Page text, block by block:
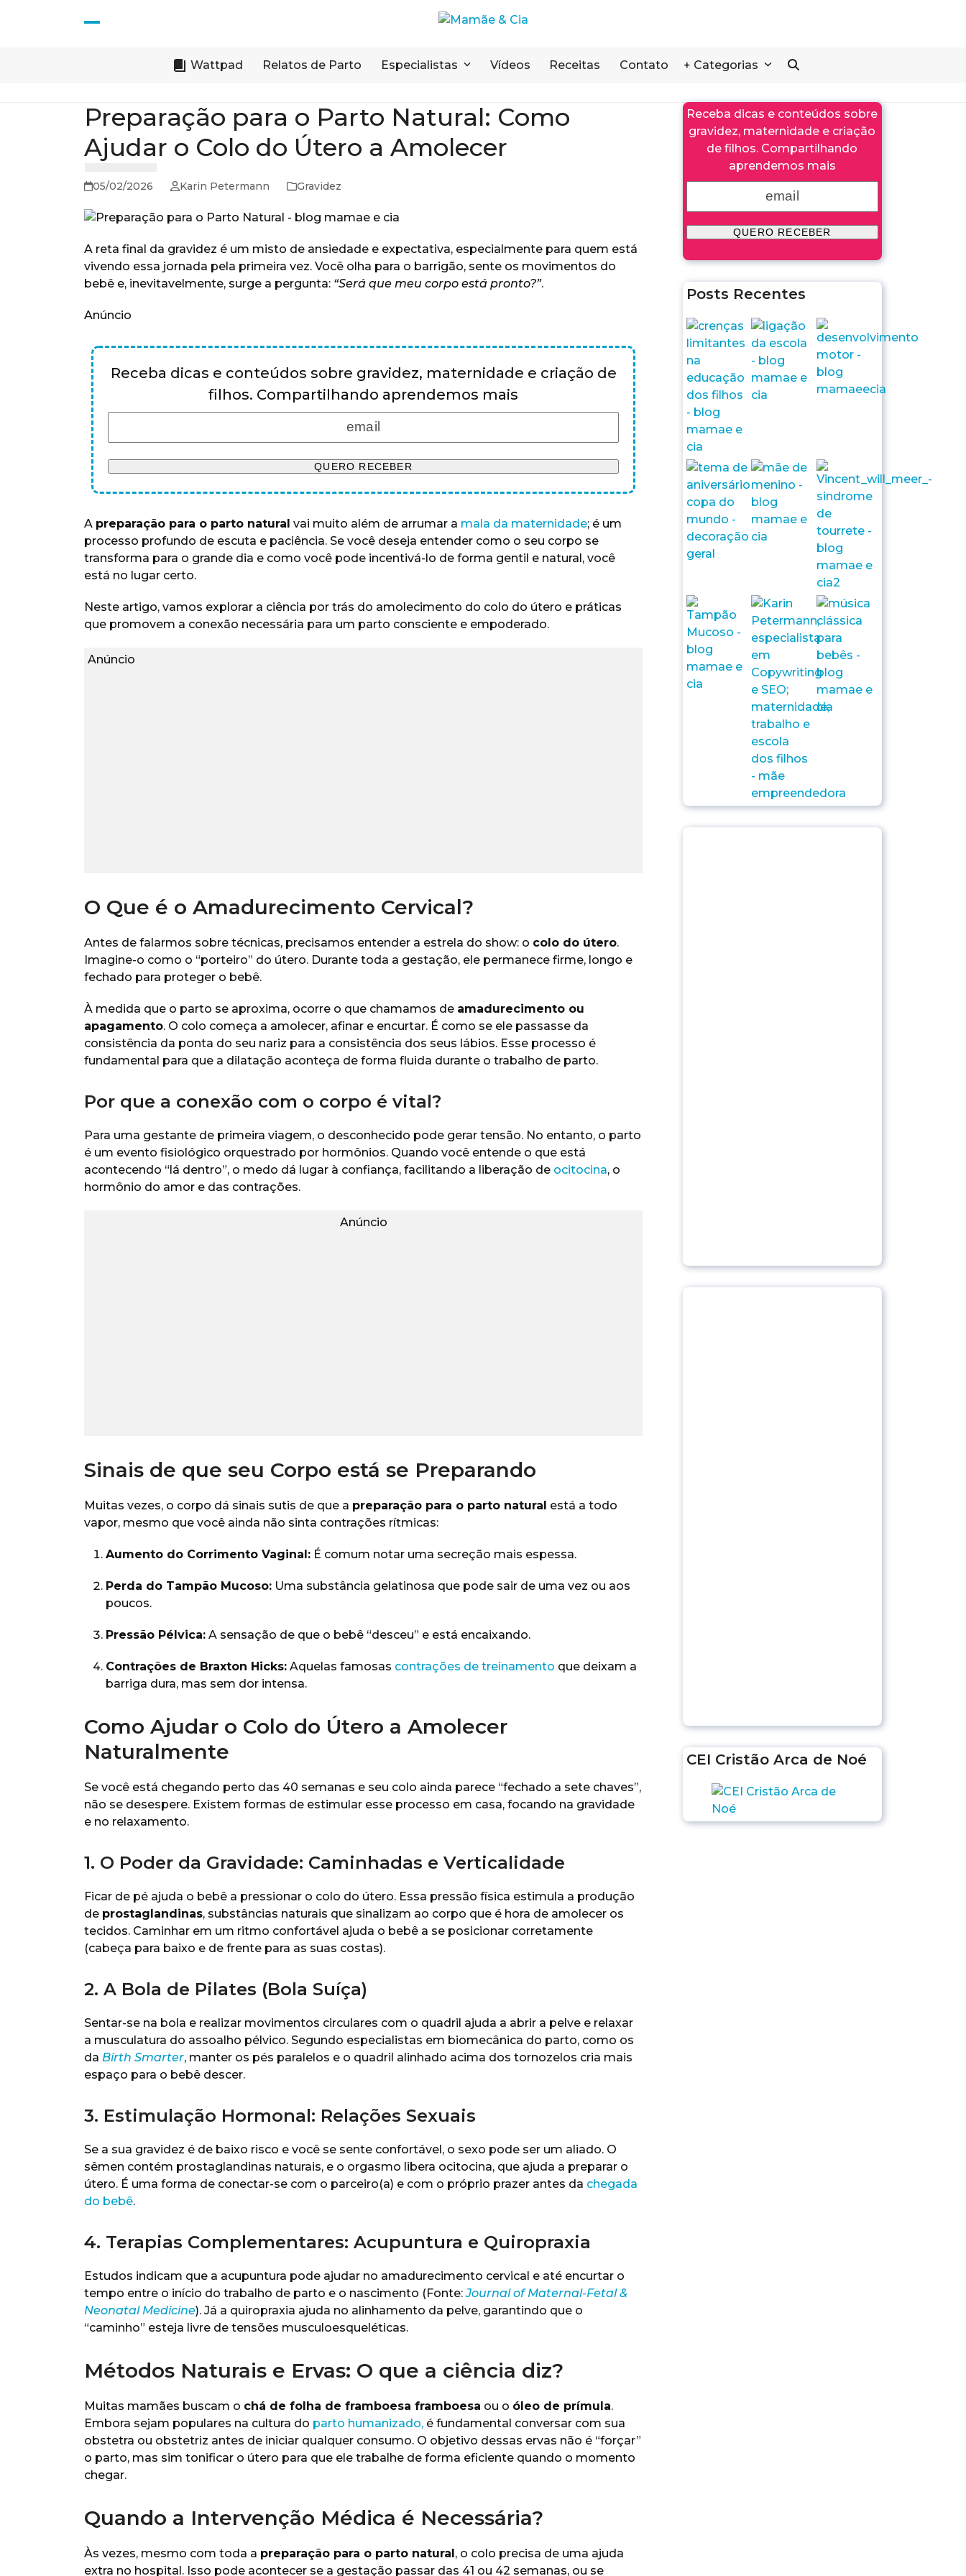
Wattpad Relatos de Parto Especialistas Vídeos Receitas Contato + Categorias
Preparação para o Parto Natural: Como
Ajudar o Colo do Útero a Amolecer
05/02/2026 Karin Petermann Gravidez
A reta final da gravidez é um misto de ansiedade e expectativa, especialmente para quem está
vivendo essa jornada pela primeira vez. Você olha para o barrigão, sente os movimentos do
bebê e, inevitavelmente, surge a pergunta: “Será que meu corpo está pronto?”.
Anúncio
Receba dicas e conteúdos sobre gravidez, maternidade e criação de
filhos. Compartilhando aprendemos mais
A preparação para o parto natural vai muito além de arrumar a mala da maternidade; é um
processo profundo de escuta e paciência. Se você deseja entender como o seu corpo se
transforma para o grande dia e como você pode incentivá-lo de forma gentil e natural, você
está no lugar certo.
Neste artigo, vamos explorar a ciência por trás do amolecimento do colo do útero e práticas
que promovem a conexão necessária para um parto consciente e empoderado.
Anúncio
O Que é o Amadurecimento Cervical?
Antes de falarmos sobre técnicas, precisamos entender a estrela do show: o colo do útero.
Imagine-o como o “porteiro” do útero. Durante toda a gestação, ele permanece firme, longo e
fechado para proteger o bebê.
À medida que o parto se aproxima, ocorre o que chamamos de amadurecimento ou
apagamento. O colo começa a amolecer, afinar e encurtar. É como se ele passasse da
consistência da ponta do seu nariz para a consistência dos seus lábios. Esse processo é
fundamental para que a dilatação aconteça de forma fluida durante o trabalho de parto.
Por que a conexão com o corpo é vital?
Para uma gestante de primeira viagem, o desconhecido pode gerar tensão. No entanto, o parto
é um evento fisiológico orquestrado por hormônios. Quando você entende o que está
acontecendo “lá dentro”, o medo dá lugar à confiança, facilitando a liberação de ocitocina, o
hormônio do amor e das contrações.
Anúncio
Sinais de que seu Corpo está se Preparando
Muitas vezes, o corpo dá sinais sutis de que a preparação para o parto natural está a todo
vapor, mesmo que você ainda não sinta contrações rítmicas:
Aumento do Corrimento Vaginal: É comum notar uma secreção mais espessa.
Perda do Tampão Mucoso: Uma substância gelatinosa que pode sair de uma vez ou aos
poucos.
Pressão Pélvica: A sensação de que o bebê “desceu” e está encaixando.
Contrações de Braxton Hicks: Aquelas famosas contrações de treinamento que deixam a
barriga dura, mas sem dor intensa.
Como Ajudar o Colo do Útero a Amolecer
Naturalmente
Se você está chegando perto das 40 semanas e seu colo ainda parece “fechado a sete chaves”,
não se desespere. Existem formas de estimular esse processo em casa, focando na gravidade
e no relaxamento.
1. O Poder da Gravidade: Caminhadas e Verticalidade
Ficar de pé ajuda o bebê a pressionar o colo do útero. Essa pressão física estimula a produção
de prostaglandinas, substâncias naturais que sinalizam ao corpo que é hora de amolecer os
tecidos. Caminhar em um ritmo confortável ajuda o bebê a se posicionar corretamente
(cabeça para baixo e de frente para as suas costas).
2. A Bola de Pilates (Bola Suíça)
Sentar-se na bola e realizar movimentos circulares com o quadril ajuda a abrir a pelve e relaxar
a musculatura do assoalho pélvico. Segundo especialistas em biomecânica do parto, como os
da Birth Smarter, manter os pés paralelos e o quadril alinhado acima dos tornozelos cria mais
espaço para o bebê descer.
3. Estimulação Hormonal: Relações Sexuais
Se a sua gravidez é de baixo risco e você se sente confortável, o sexo pode ser um aliado. O
sêmen contém prostaglandinas naturais, e o orgasmo libera ocitocina, que ajuda a preparar o
útero. É uma forma de conectar-se com o parceiro(a) e com o próprio prazer antes da chegada
do bebê.
4. Terapias Complementares: Acupuntura e Quiropraxia
Estudos indicam que a acupuntura pode ajudar no amadurecimento cervical e até encurtar o
tempo entre o início do trabalho de parto e o nascimento (Fonte:Journal of Maternal-Fetal &
Neonatal Medicine). Já a quiropraxia ajuda no alinhamento da pelve, garantindo que o
“caminho” esteja livre de tensões musculoesqueléticas.
Métodos Naturais e Ervas: O que a ciência diz?
Muitas mamães buscam o chá de folha de framboesa framboesa ou o óleo de prímula.
Embora sejam populares na cultura do parto humanizado, é fundamental conversar com sua
obstetra ou obstetriz antes de iniciar qualquer consumo. O objetivo dessas ervas não é “forçar”
o parto, mas sim tonificar o útero para que ele trabalhe de forma eficiente quando o momento
chegar.
Quando a Intervenção Médica é Necessária?
Às vezes, mesmo com toda a preparação para o parto natural, o colo precisa de uma ajuda
extra no hospital. Isso pode acontecer se a gestação passar das 41 ou 42 semanas, ou se
Receba dicas e conteúdos sobre
gravidez, maternidade e criação
de filhos. Compartilhando
aprendemos mais
Posts Recentes
CEI Cristão Arca de Noé